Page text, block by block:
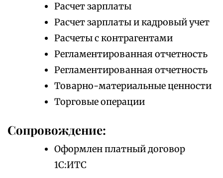
Расчет зарплаты
Расчет зарплаты и кадровый учет
Расчеты с контрагентами
Регламентированная отчетность
Регламентированная отчетность
Товарно-материальные ценности
Торговые операции
Сопровождение:
Оформлен платный договор
1С:ИТС